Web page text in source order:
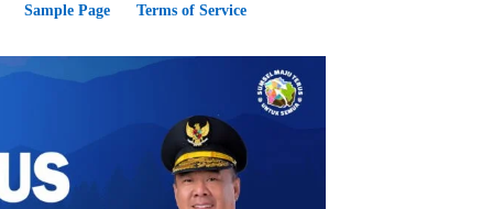
Sample Page Terms of Service